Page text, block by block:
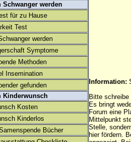
Schwanger werden
für zu Hause
Test
werden
Symptome
Methoden
Insemination
gefunden
Kinderwunsch
Kosten
Kinderlos
Bücher
Information:
Bitte
Es bringt
Forum eine
Mittelpunkt
Stelle,
hier fördern.